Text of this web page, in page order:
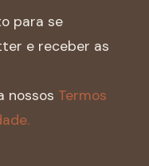
para se
e receber as
nossos Termos